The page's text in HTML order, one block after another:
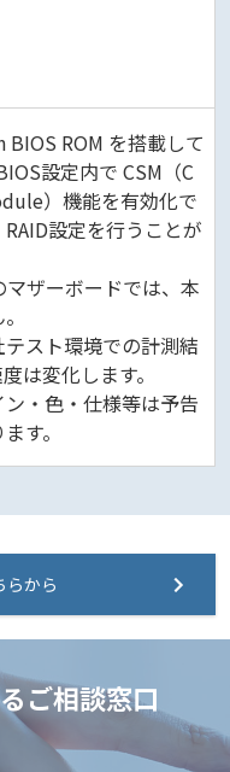
ROM を搭載して
設定内で CSM（C
）機能を有効化で
設定を行うことが
ザーボードでは、本
スト環境での計測結
は変化します。
・色・仕様等は予告
す。
らから
ご相談窓口